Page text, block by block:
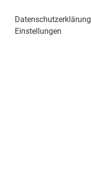
Datenschutzerklärung
Einstellungen